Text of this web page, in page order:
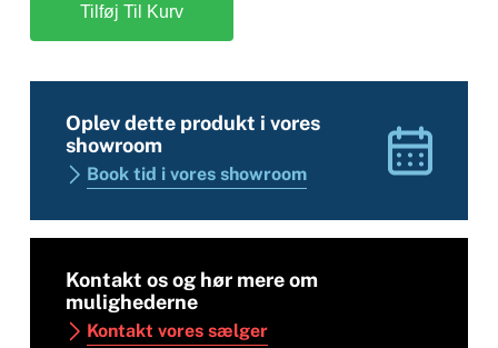
Tilføj Til Kurv
Oplev dette produkt i vores
showroom
Book tid i vores showroom
Kontakt os og hør mere om
mulighederne
Kontakt vores sælger